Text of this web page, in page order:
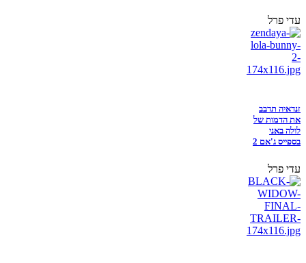
עדי פרל
זנדאיה תדבב
את הדמות של
לולה באני
בספייס ג'אם 2
עדי פרל